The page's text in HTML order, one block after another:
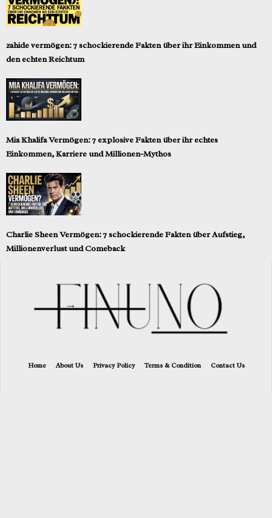
zahide vermögen: 7 schockierende Fakten über ihr Einkommen und
den echten Reichtum
Mia Khalifa Vermögen: 7 explosive Fakten über ihr echtes
Einkommen, Karriere und Millionen-Mythos
Charlie Sheen Vermögen: 7 schockierende Fakten über Aufstieg,
Millionenverlust und Comeback
Home About Us Privacy Policy Terms & Condition Contact Us